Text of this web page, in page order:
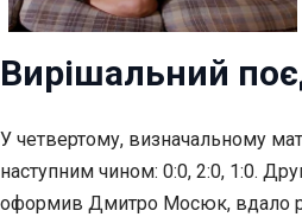
Вирішальний
У четвертому, визначальному
наступним чином: 0:0, 2:0, 1:0.
оформив Дмитро Мосюк, вдало